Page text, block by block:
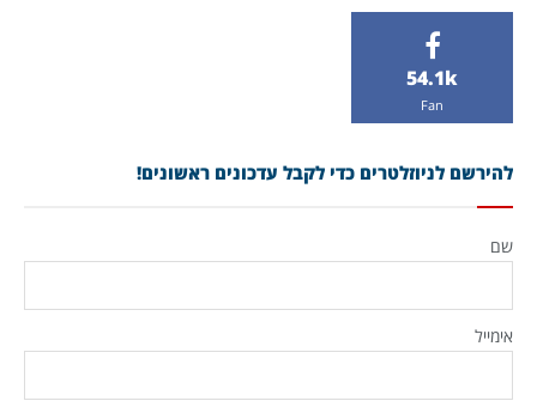
54.1k
Fan
להירשם לניוזלטרים כדי לקבל עדכונים ראשונים!
שם
אימייל